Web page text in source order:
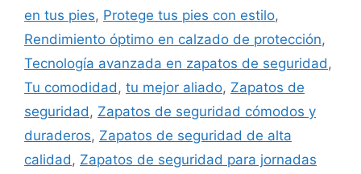
en tus pies, Protege tus pies con estilo,
Rendimiento óptimo en calzado de protección,
Tecnología avanzada en zapatos de seguridad ,
Tu comodidad , tu mejor aliado, Zapatos de
seguridad , Zapatos de seguridad cómodos y
duraderos, Zapatos de seguridad de alta
calidad , Zapatos de seguridad para jornadas